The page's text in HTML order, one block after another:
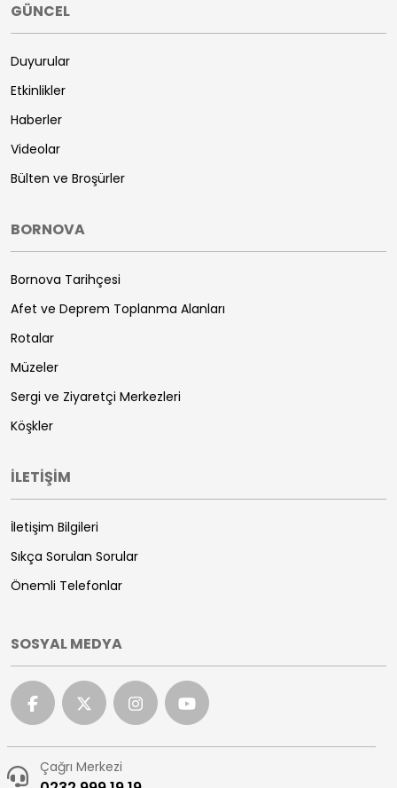
GÜNCEL
Duyurular
Etkinlikler
Haberler
Videolar
Bülten ve Broşürler
BORNOVA
Bornova Tarihçesi
Afet ve Deprem Toplanma Alanları
Rotalar
Müzeler
Sergi ve Ziyaretçi Merkezleri
Köşkler
İLETİŞİM
İletişim Bilgileri
Sıkça Sorulan Sorular
Önemli Telefonlar
SOSYAL MEDYA
Çağrı Merkezi